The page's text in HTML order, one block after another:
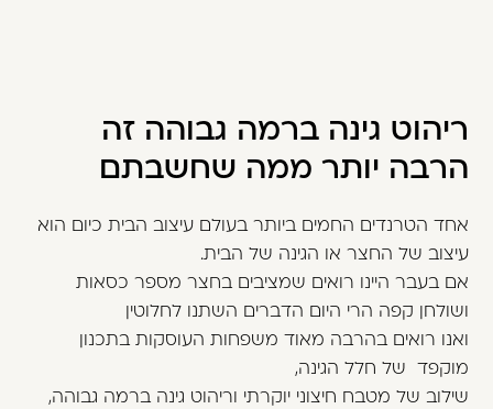
ריהוט גינה ברמה גבוהה זה
הרבה יותר ממה שחשבתם
אחד הטרנדים החמים ביותר בעולם עיצוב הבית כיום הוא
עיצוב של החצר או הגינה של הבית.
אם בעבר היינו רואים שמציבים בחצר מספר כסאות
ושולחן קפה הרי היום הדברים השתנו לחלוטין
ואנו רואים בהרבה מאוד משפחות העוסקות בתכנון
מוקפד של חלל הגינה,
שילוב של מטבח חיצוני יוקרתי וריהוט גינה ברמה גבוהה,